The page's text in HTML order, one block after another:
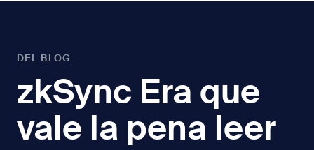
DEL BLOG
zkSync Era que
vale la pena leer